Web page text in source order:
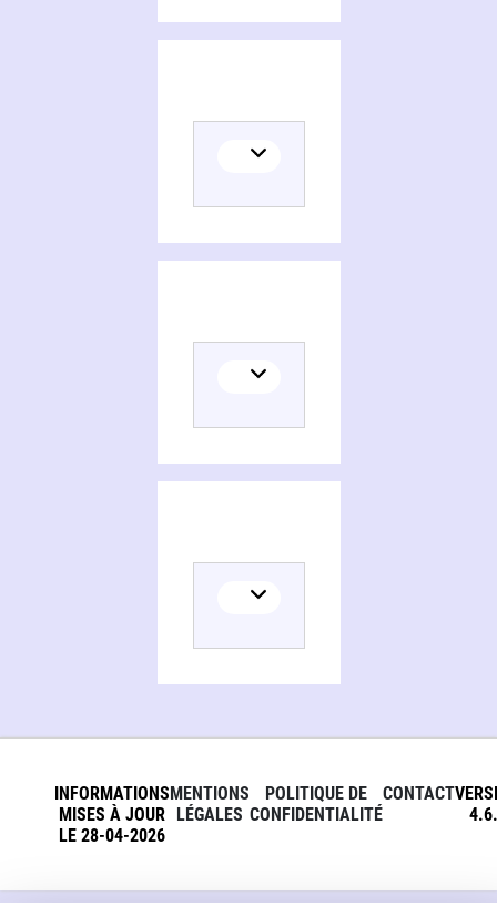
INFORMATIONS
MISES À JOUR
LE 28-04-2026
MENTIONS
LÉGALES
POLITIQUE DE
CONFIDENTIALITÉ
CONTACT